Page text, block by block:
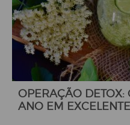
OPERAÇÃO
ANO EM